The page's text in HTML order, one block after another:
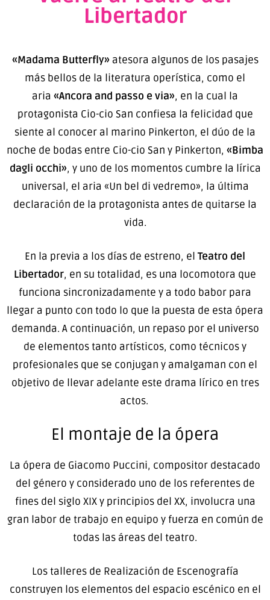
Libertador
«Madama Butterfly»atesora algunos de los pasajes
más bellos de la literatura operística, como el
aria «Ancora and passo e via», en la cual la
protagonista Cio-cio San confiesa la felicidad que
siente al conocer al marino Pinkerton, el dúo de la
noche de bodas entre Cio-cio San y Pinkerton, «Bimba
dagli occhi», y uno de los momentos cumbre la lírica
universal, el aria «Un bel di vedremo», la última
declaración de la protagonista antes de quitarse la
vida.
En la previa a los días de estreno, elTeatro del
Libertador, en su totalidad, es una locomotora que
funciona sincronizadamente y a todo babor para
llegar a punto con todo lo que la puesta de esta ópera
demanda. A continuación, un repaso por el universo
de elementos tanto artísticos, como técnicos y
profesionales que se conjugan y amalgaman con el
objetivo de llevar adelante este drama lírico en tres
actos.
El montaje de la ópera
La ópera de Giacomo Puccini, compositor destacado
del género y considerado uno de los referentes de
fines del siglo XIX y principios del XX, involucra una
gran labor de trabajo en equipo y fuerza en común de
todas las áreas del teatro.
Los talleres de Realización de Escenografía
construyen los elementos del espacio escénico en el